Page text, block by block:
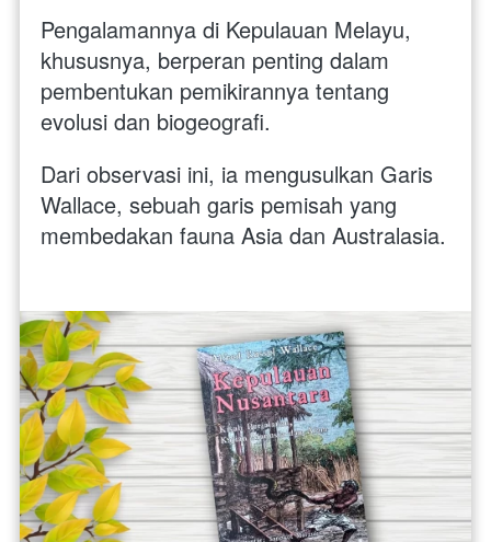
Pengalamannya di Kepulauan Melayu,
khususnya, berperan penting dalam
pembentukan pemikirannya tentang
evolusi dan biogeografi.
Dari observasi ini, ia mengusulkan Garis
Wallace, sebuah garis pemisah yang
membedakan fauna Asia dan Australasia.